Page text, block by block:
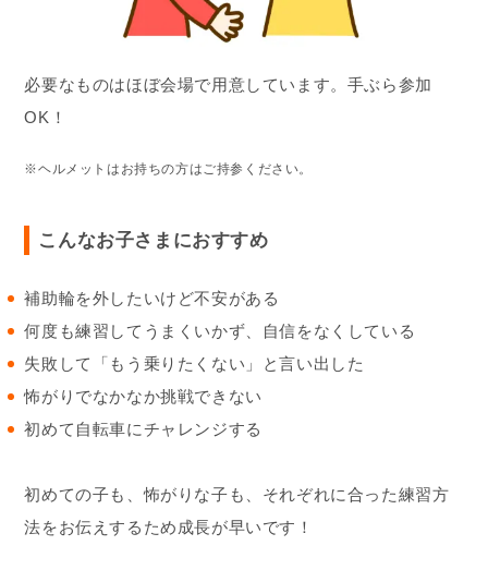
必要なものはほぼ会場で用意しています。手ぶら参加
OK！
※ヘルメットはお持ちの方はご持参ください。
こんなお子さまにおすすめ
補助輪を外したいけど不安がある
何度も練習してうまくいかず、自信をなくしている
失敗して「もう乗りたくない」と言い出した
怖がりでなかなか挑戦できない
初めて自転車にチャレンジする
初めての子も、怖がりな子も、それぞれに合った練習方
法をお伝えするため成長が早いです！